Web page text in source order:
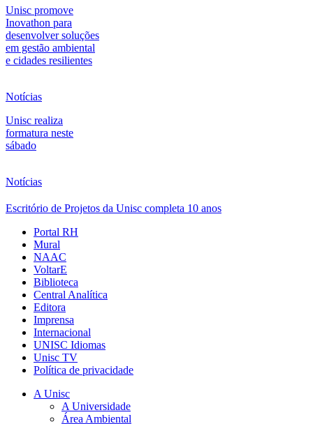
Unisc promove
Inovathon para
desenvolver soluções
em gestão ambiental
e cidades resilientes
Notícias
Unisc realiza
formatura neste
sábado
Notícias
Escritório de Projetos da Unisc completa 10 anos
Portal RH
Mural
NAAC
VoltarE
Biblioteca
Central Analítica
Editora
Imprensa
Internacional
UNISC Idiomas
Unisc TV
Política de privacidade
A Unisc
A Universidade
Área Ambiental